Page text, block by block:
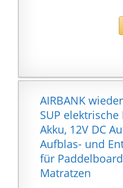
AIRBANK
SUP
Akku, 12V DC
Aufblas- und
für
Matratzen